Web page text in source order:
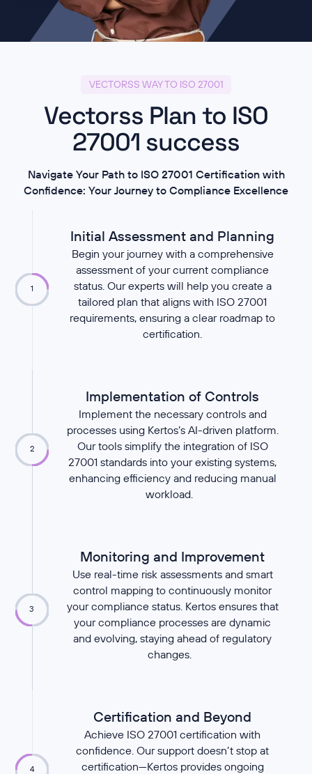
VECTORSS WAY TO ISO 27001
Vectorss Plan to ISO
27001 success
Navigate Your Path to ISO 27001 Certification with
Confidence: Your Journey to Compliance Excellence
1
2
3
4
Initial Assessment and Planning
Begin your journey with a comprehensive
assessment of your current compliance
status. Our experts will help you create a
tailored plan that aligns with ISO 27001
requirements, ensuring a clear roadmap to
certification.
Implementation of Controls
Implement the necessary controls and
processes using Kertos’s AI-driven platform.
Our tools simplify the integration of ISO
27001 standards into your existing systems,
enhancing efficiency and reducing manual
workload.
Monitoring and Improvement
Use real-time risk assessments and smart
control mapping to continuously monitor
your compliance status. Kertos ensures that
your compliance processes are dynamic
and evolving, staying ahead of regulatory
changes.
Certification and Beyond
Achieve ISO 27001 certification with
confidence. Our support doesn’t stop at
certification—Kertos provides ongoing